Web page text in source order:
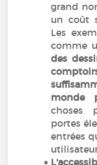
grand
un coût
Les
comme
des
monde
choses
portes
entrées